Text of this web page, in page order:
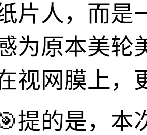
片人，而是
为原本美轮
视网膜上，
提的是，本